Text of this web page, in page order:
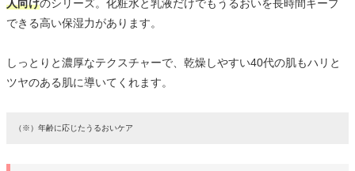
人向けのシリーズ。化粧水と乳液だけでもうるおいを長時間キープ
できる高い保湿力があります。
しっとりと濃厚なテクスチャーで、乾燥しやすい40代の肌もハリと
ツヤのある肌に導いてくれます。
（※）年齢に応じたうるおいケア